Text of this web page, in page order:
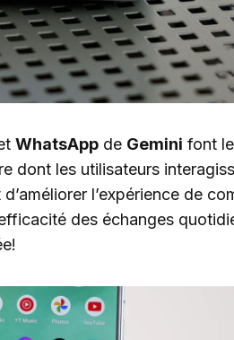
WhatsApp de Gemini font
dont les utilisateurs
l’expérience de
des échanges